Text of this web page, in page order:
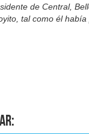
de Central,
tal como él